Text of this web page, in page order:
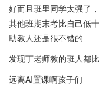
好而且班里同学太强了
其他班期末考比自己低
助教人还是很不错的
发现丁老师教的班人都
远离AI置课啊孩子们